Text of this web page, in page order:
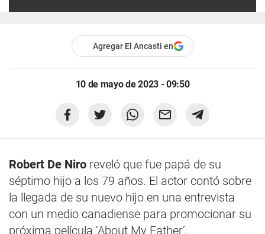
Agregar El Ancasti en
10 de mayo de 2023 - 09:50
Robert De Niro reveló que fue papá de su
séptimo hijo a los 79 años. El actor contó sobre
la llegada de su nuevo hijo en una entrevista
con un medio canadiense para promocionar su
próxima película ‘About My Father’.